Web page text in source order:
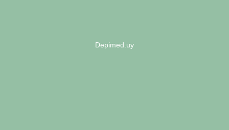
Depimed.uy